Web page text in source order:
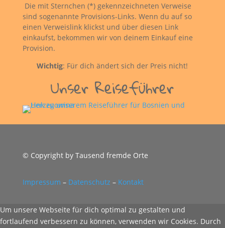
Die mit Sternchen (*) gekennzeichneten Verweise
sind sogenannte Provisions-Links. Wenn du auf so
einen Verweislink klickst und über diesen Link
einkaufst, bekommen wir von deinem Einkauf eine
Provision.
Wichtig: Für dich ändert sich der Preis nicht!
Unser Reiseführer
© Copyright by Tausend fremde Orte
Impressum – Datenschutz – Kontakt
Um unsere Webseite für dich optimal zu gestalten und
fortlaufend verbessern zu können, verwenden wir Cookies. Durch